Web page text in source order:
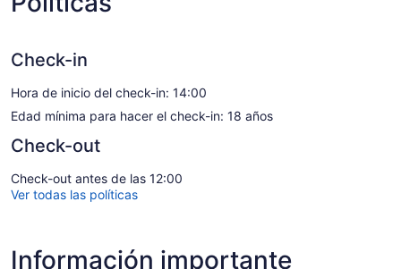
Check-in
Hora de inicio del check-in: 14:00
Edad mínima para hacer el check-in: 18 años
Check-out
Check-out antes de las 12:00
Ver todas las políticas
Información importante